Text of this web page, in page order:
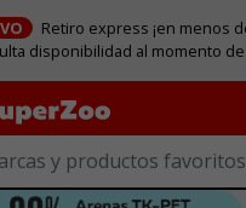
Retiro express ¡en menos
disponibilidad al momento